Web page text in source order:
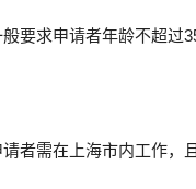
要求申请者年龄不超过
者需在上海市内工作，